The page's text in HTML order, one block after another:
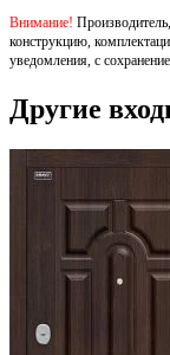
Внимание!
конструкцию,
уведомления, с
Другие